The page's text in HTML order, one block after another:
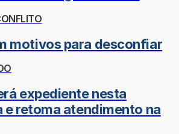
motivos para desconfiar
expediente nesta
retoma atendimento na